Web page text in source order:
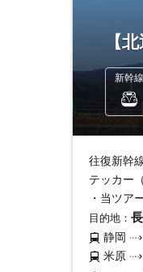
【
新幹線
往復新幹
テッカー
・当ツア
目的地：
静岡
米原